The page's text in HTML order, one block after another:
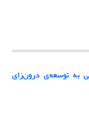
به توسعه‌ی درون‌زای